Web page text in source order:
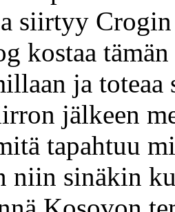
siirtyy
kostaa
ja
jälkeen
tapahtuu
niin sinäkin